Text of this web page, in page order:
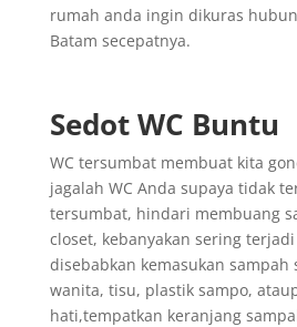
rumah anda ingin dikuras
Batam secepatnya.
Sedot WC Buntu
WC tersumbat membuat kita
jagalah WC Anda supaya tidak
tersumbat, hindari membuang
closet, kebanyakan sering
disebabkan kemasukan sampah
wanita, tisu, plastik sampo,
hati,tempatkan keranjang